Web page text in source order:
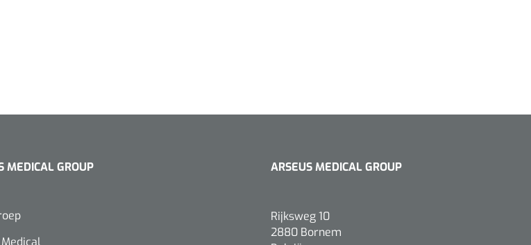
MEDICAL GROUP ARSEUS MEDICAL GROUP
Rijksweg 10
2880 Bornem